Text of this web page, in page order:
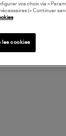
vos choix via «
(« Continuer
les cookies